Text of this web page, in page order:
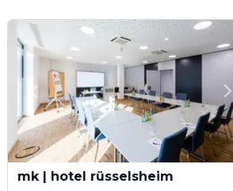
mk | hotel rüsselsheim